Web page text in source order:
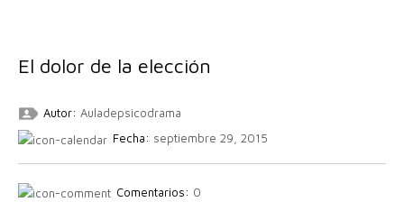
El dolor de la elección
Autor: Auladepsicodrama
Fecha: septiembre 29, 2015
Comentarios: 0